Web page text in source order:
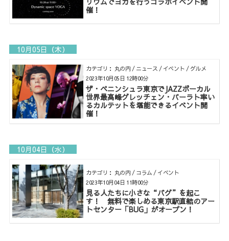
催！
10月05日（木）
カテゴリ： 丸の内 / ニュース / イベント / グルメ
ザ・ペニンシュラ東京でJAZZボーカル
世界最高峰グレッチェン・パーラト率い
るカルテットを堪能できるイベント開
催！
2023年10月05日 12時00分
10月04日（水）
カテゴリ： 丸の内 / コラム / イベント
見る人たちに小さな“バグ”を起こ
す！ 無料で楽しめる東京駅直結のアー
トセンター「BUG」がオープン！
2023年10月04日 11時00分